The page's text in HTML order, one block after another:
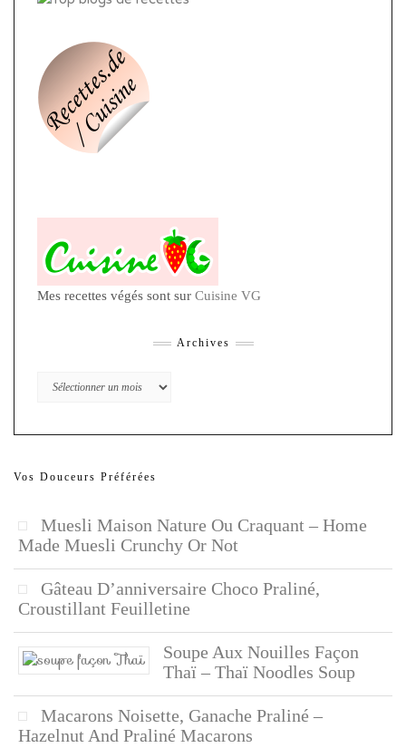
Mes recettes végés sont sur Cuisine VG
Archives
Archives
Vos Douceurs Préférées
Muesli Maison Nature Ou Craquant – Home
Made Muesli Crunchy Or Not
Gâteau D’anniversaire Choco Praliné,
Croustillant Feuilletine
Soupe Aux Nouilles Façon
Thaï – Thaï Noodles Soup
Macarons Noisette, Ganache Praliné –
Hazelnut And Praliné Macarons